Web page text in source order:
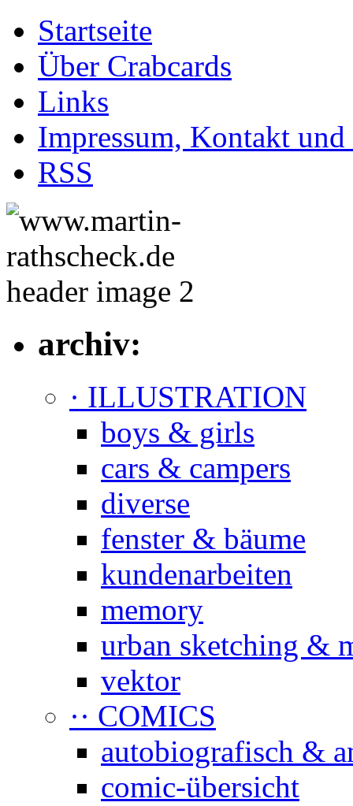
Startseite
Über Crabcards
Links
Impressum, Kontakt und
RSS
archiv:
· ILLUSTRATION
boys & girls
cars & campers
diverse
fenster & bäume
kundenarbeiten
memory
urban sketching &
vektor
·· COMICS
autobiografisch &
comic-übersicht